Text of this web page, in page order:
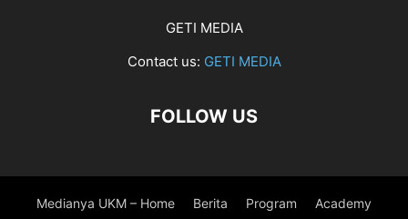
GETI MEDIA
Contact us: GETI MEDIA
FOLLOW US
Medianya UKM – Home Berita Program Academy